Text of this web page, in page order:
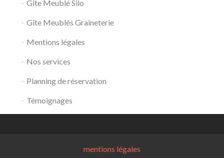
Gîte Meublé Silo
Gîte Meublés Graineterie
Mentions légales
Nos services
Planning de réservation
Témoignages
mentions légales